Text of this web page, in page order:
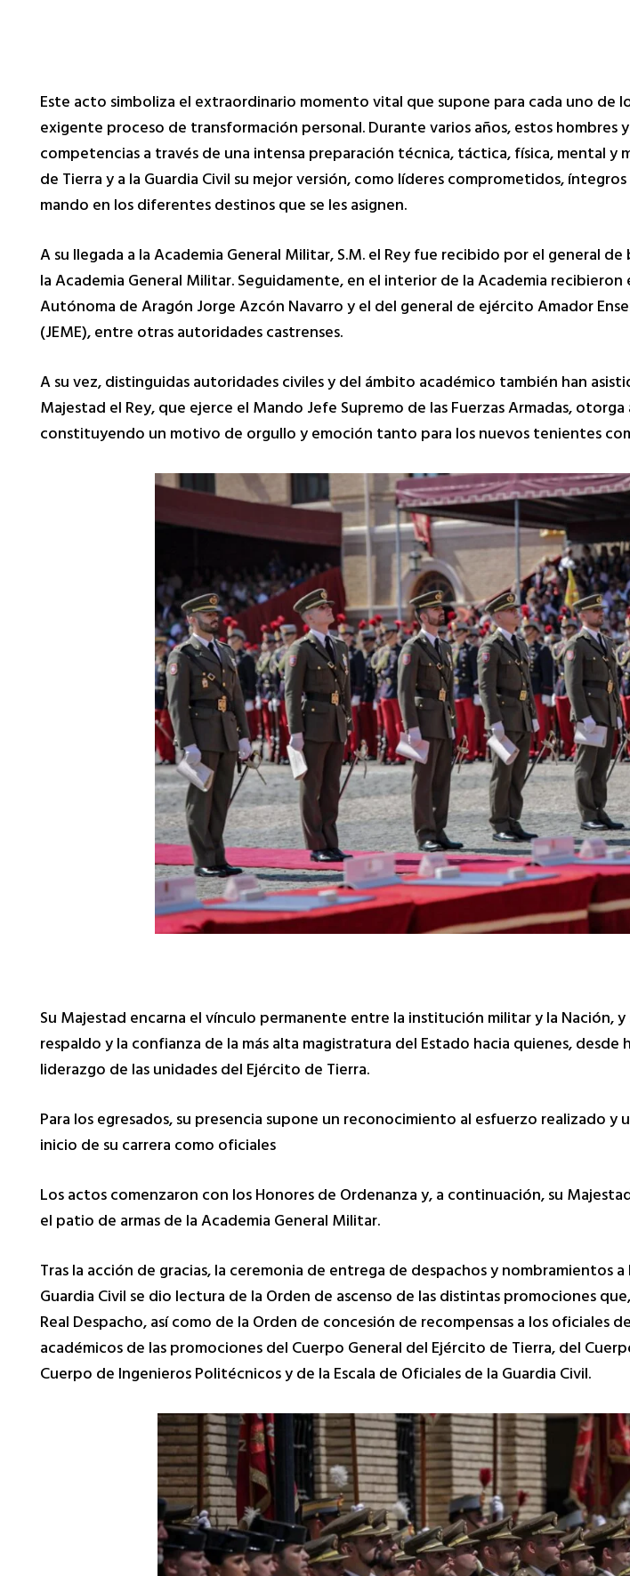
Este acto simboliza el extraordinario momento vital que supone para cada uno de
exigente proceso de transformación personal. Durante varios años, estos hombres
competencias a través de una intensa preparación técnica, táctica, física, mental y
de Tierra y a la Guardia Civil su mejor versión, como líderes comprometidos,
mando en los diferentes destinos que se les asignen.
A su llegada a la Academia General Militar, S.M. el Rey fue recibido por el general
la Academia General Militar. Seguidamente, en el interior de la Academia
Autónoma de Aragón Jorge Azcón Navarro y el del general de ejército Amador
(JEME), entre otras autoridades castrenses.
A su vez, distinguidas autoridades civiles y del ámbito académico también han
Majestad el Rey, que ejerce el Mando Jefe Supremo de las Fuerzas Armadas,
constituyendo un motivo de orgullo y emoción tanto para los nuevos tenientes
Su Majestad encarna el vínculo permanente entre la institución militar y la Nación,
respaldo y la confianza de la más alta magistratura del Estado hacia quienes,
liderazgo de las unidades del Ejército de Tierra.
Para los egresados, su presencia supone un reconocimiento al esfuerzo realizado y
inicio de su carrera como oficiales
Los actos comenzaron con los Honores de Ordenanza y, a continuación, su
el patio de armas de la Academia General Militar.
Tras la acción de gracias, la ceremonia de entrega de despachos y nombramientos
Guardia Civil se dio lectura de la Orden de ascenso de las distintas promociones
Real Despacho, así como de la Orden de concesión de recompensas a los oficiales
académicos de las promociones del Cuerpo General del Ejército de Tierra, del
Cuerpo de Ingenieros Politécnicos y de la Escala de Oficiales de la Guardia Civil.